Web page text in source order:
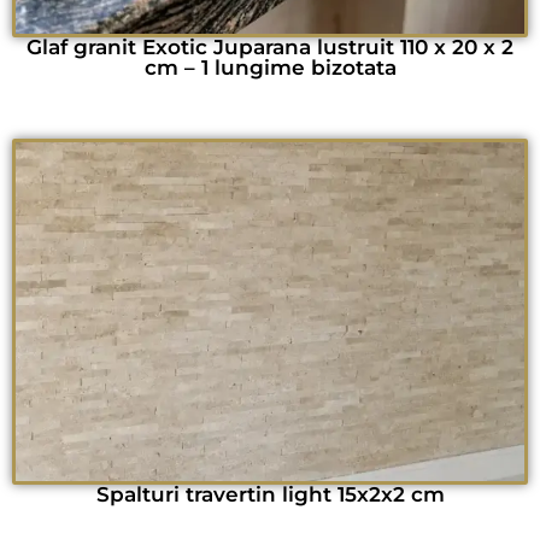
Glaf granit Exotic Juparana lustruit 110 x 20 x 2
cm – 1 lungime bizotata
Spalturi travertin light 15x2x2 cm